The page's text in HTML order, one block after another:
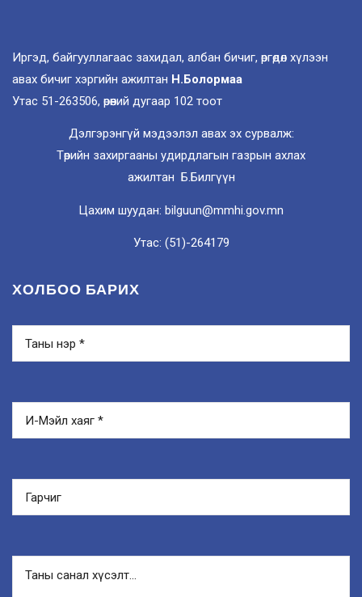
Иргэд, байгууллагаас захидал, албан бичиг, өргөдөл хүлээн
авах бичиг хэргийн ажилтан Н.Болормаа
Утас 51-263506, өрөөний дугаар 102 тоот
Дэлгэрэнгүй мэдээлэл авах эх сурвалж:
Төрийн захиргааны удирдлагын газрын ахлах
ажилтан Б.Билгүүн
Цахим шуудан: bilguun@mmhi.gov.mn
Утас: (51)-264179
ХОЛБОО БАРИХ